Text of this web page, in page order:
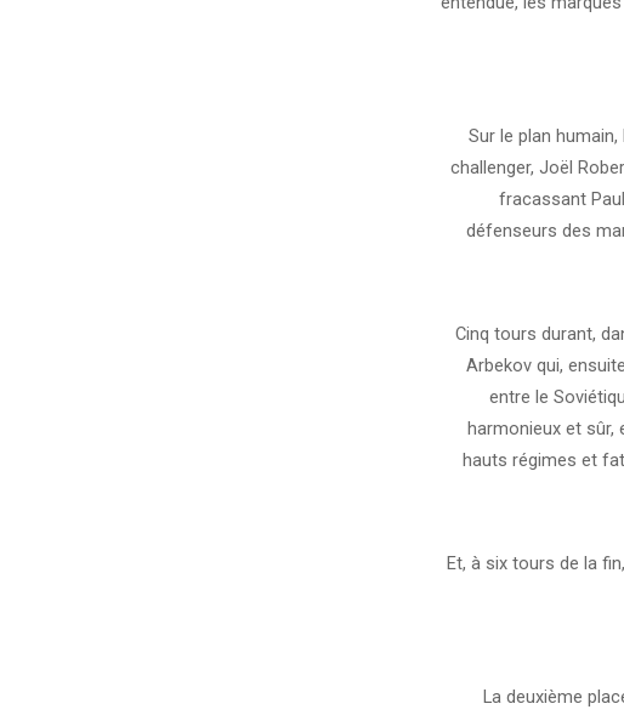
Sur le plan
challenger, Joël
fracassant
défenseurs des
Cinq tours durant,
Arbekov qui,
entre le
harmonieux et sûr,
hauts régimes et
Et, à six tours de la
La deuxième